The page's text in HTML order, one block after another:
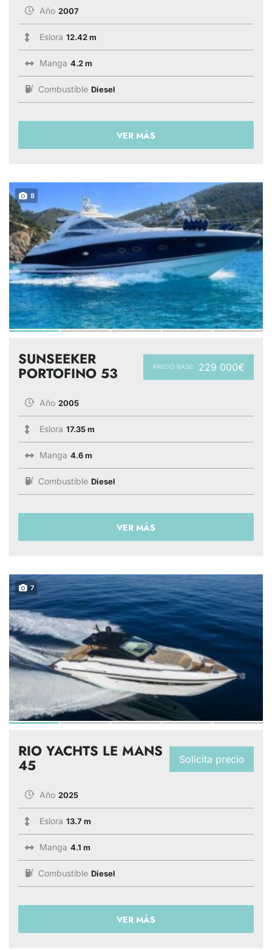
Año 2007
Eslora 12.42 m
Manga 4.2 m
Combustible Diesel
VER MÁS
8
PRECIO BASE: 229 000€
SUNSEEKER
PORTOFINO 53
Año 2005
Eslora 17.35 m
Manga 4.6 m
Combustible Diesel
VER MÁS
7
Solicita precio
RIO YACHTS LE MANS
45
Año 2025
Eslora 13.7 m
Manga 4.1 m
Combustible Diesel
VER MÁS